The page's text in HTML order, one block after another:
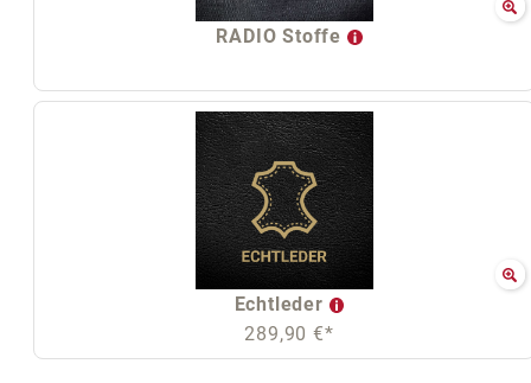
RADIO Stoffe
Echtleder
289,90 €*